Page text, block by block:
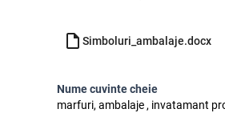
Simboluri_ambalaje.docx
Nume cuvinte cheie
marfuri, ambalaje , invatamant